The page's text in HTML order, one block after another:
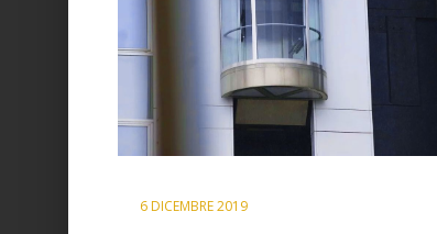
6 DICEMBRE 2019